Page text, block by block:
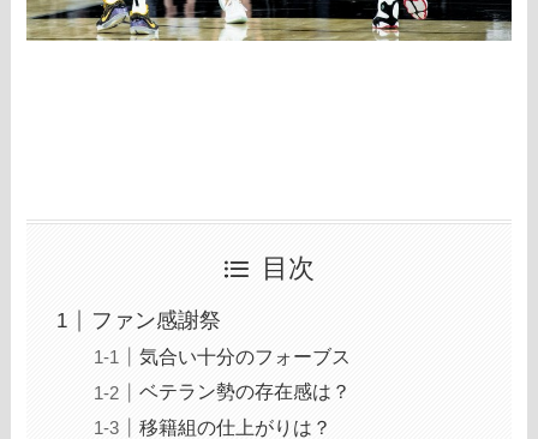
目次
ファン感謝祭
気合い十分のフォーブス
ベテラン勢の存在感は？
移籍組の仕上がりは？